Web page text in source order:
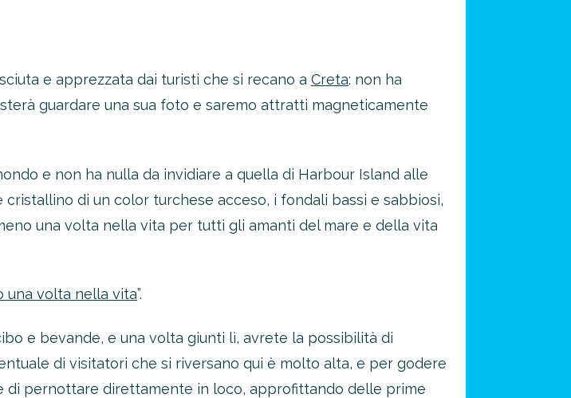
e apprezzata dai turisti che si recano a Creta: non ha
guardare una sua foto e saremo attratti magneticamente
e non ha nulla da invidiare a quella di Harbour Island alle
cristallino di un color turchese acceso, i fondali bassi e sabbiosi,
una volta nella vita per tutti gli amanti del mare e della vita
una volta nella vita”.
e bevande, e una volta giunti lì, avrete la possibilità di
di visitatori che si riversano qui è molto alta, e per godere
di pernottare direttamente in loco, approfittando delle prime